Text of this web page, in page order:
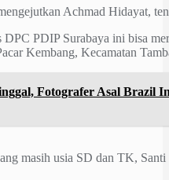
Achmad Hidayat,
PDIP Surabaya ini bisa
Kembang, Kecamatan
Fotografer Asal Brazil
masih usia SD dan TK,